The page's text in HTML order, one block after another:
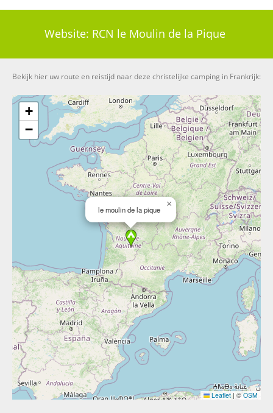
Website: RCN le Moulin de la Pique
Bekijk hier uw route en reistijd naar deze christelijke camping in Frankrijk:
le moulin de la pique
×
+
−
Leaflet | © OSM